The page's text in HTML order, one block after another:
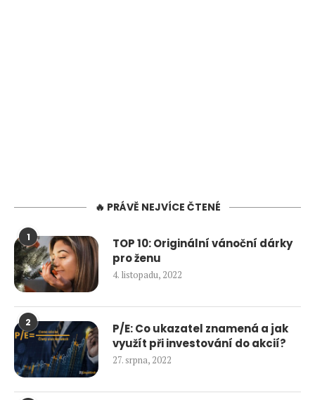
🔥 PRÁVĚ NEJVÍCE ČTENÉ
1
TOP 10: Originální vánoční dárky
pro ženu
4. listopadu, 2022
2
P/E: Co ukazatel znamená a jak
využít při investování do akcií?
27. srpna, 2022